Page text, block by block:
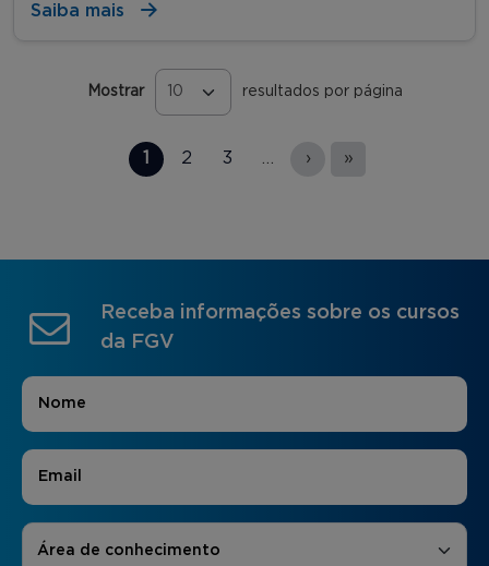
Saiba mais
Mostrar resultados por página
1 2 3 › »
Receba informações sobre os cursos
da FGV
Nome
E-mail
Áreas de Interesse
Área de conhecimento